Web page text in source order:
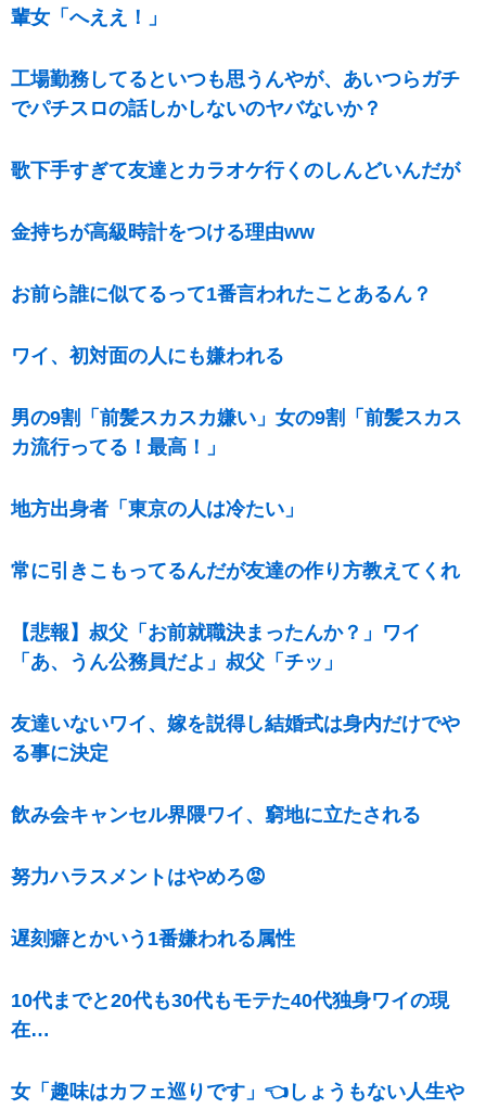
輩女「へええ！」
工場勤務してるといつも思うんやが、あいつらガチ
でパチスロの話しかしないのヤバないか？
歌下手すぎて友達とカラオケ行くのしんどいんだが
金持ちが高級時計をつける理由ww
お前ら誰に似てるって1番言われたことあるん？
ワイ、初対面の人にも嫌われる
男の9割「前髪スカスカ嫌い」女の9割「前髪スカス
カ流行ってる！最高！」
地方出身者「東京の人は冷たい」
常に引きこもってるんだが友達の作り方教えてくれ
【悲報】叔父「お前就職決まったんか？」ワイ
「あ、うん公務員だよ」叔父「チッ」
友達いないワイ、嫁を説得し結婚式は身内だけでや
る事に決定
飲み会キャンセル界隈ワイ、窮地に立たされる
努力ハラスメントはやめろ😡
遅刻癖とかいう1番嫌われる属性
10代までと20代も30代もモテた40代独身ワイの現
在…
女「趣味はカフェ巡りです」👈しょうもない人生や